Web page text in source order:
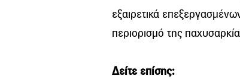
εξαιρετικά
περιορισμό της
Δείτε επίσης: